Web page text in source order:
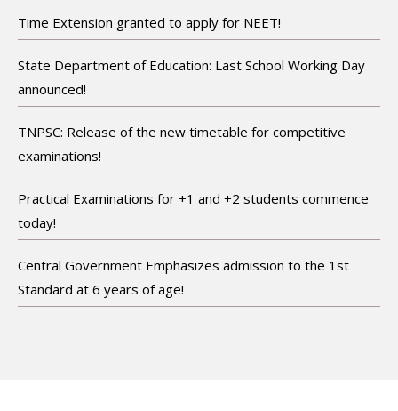
Time Extension granted to apply for NEET!
State Department of Education: Last School Working Day
announced!
TNPSC: Release of the new timetable for competitive
examinations!
Practical Examinations for +1 and +2 students commence
today!
Central Government Emphasizes admission to the 1st
Standard at 6 years of age!